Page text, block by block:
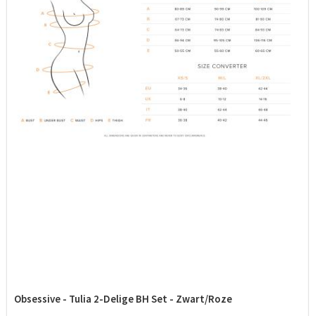
Obsessive - Tulia 2-Delige BH Set - Zwart/Roze